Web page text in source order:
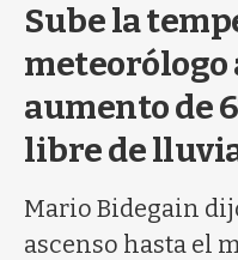
Sube la
aumento de
libre de
Mario Bidegain
ascenso hasta el